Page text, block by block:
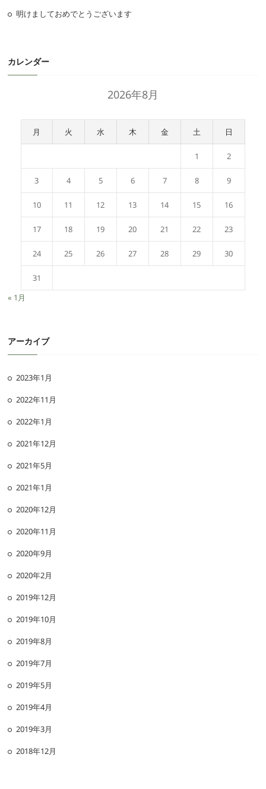
明けましておめでとうございます
カレンダー
2026年8月
月 火 水 木 金 土 日
1 2
3 4 5 6 7 8 9
10 11 12 13 14 15 16
17 18 19 20 21 22 23
24 25 26 27 28 29 30
31
« 1月
アーカイブ
2023年1月
2022年11月
2022年1月
2021年12月
2021年5月
2021年1月
2020年12月
2020年11月
2020年9月
2020年2月
2019年12月
2019年10月
2019年8月
2019年7月
2019年5月
2019年4月
2019年3月
2018年12月